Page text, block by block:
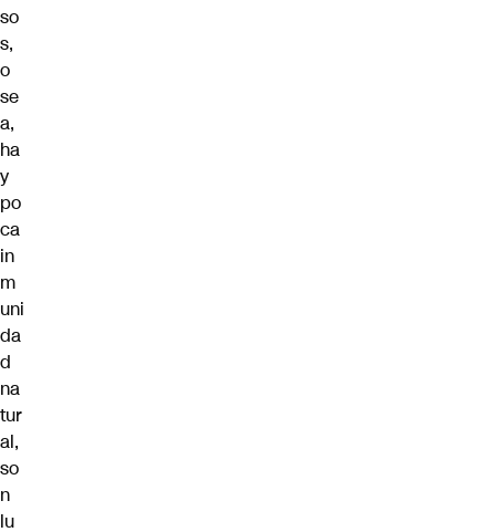
so
s,
o
se
a,
ha
y
po
ca
in
m
uni
da
d
na
tur
al,
so
n
lu